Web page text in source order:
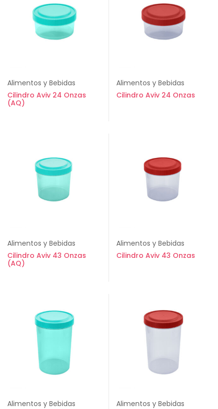
Alimentos y Bebidas
Cilindro Aviv 24 Onzas
(AQ)
Alimentos y Bebidas
Cilindro Aviv 24 Onzas
Alimentos y Bebidas
Cilindro Aviv 43 Onzas
(AQ)
Alimentos y Bebidas
Cilindro Aviv 43 Onzas
Alimentos y Bebidas
Alimentos y Bebidas